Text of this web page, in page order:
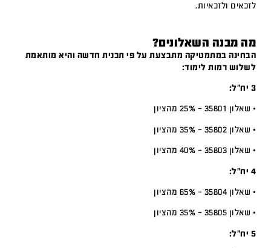
לזכאים ולזכאיות.
מה מבנה השאלונים?
הבחינה במתמטיקה מתבצעת על פי תכנית חדשה והיא מותאמת
לשלוש רמות לימוד:
3 יח”ל:
• שאלון 35801 – 25% מהציון
• שאלון 35802 – 35% מהציון
• שאלון 35803 – 40% מהציון
4 יח”ל:
• שאלון 35804 – 65% מהציון
• שאלון 35805 – 35% מהציון
5 יח”ל: